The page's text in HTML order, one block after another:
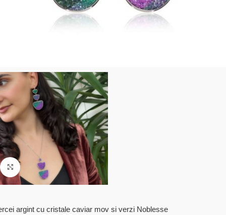
Click to enlarge
argint cu cristale caviar mov si verzi Noblesse